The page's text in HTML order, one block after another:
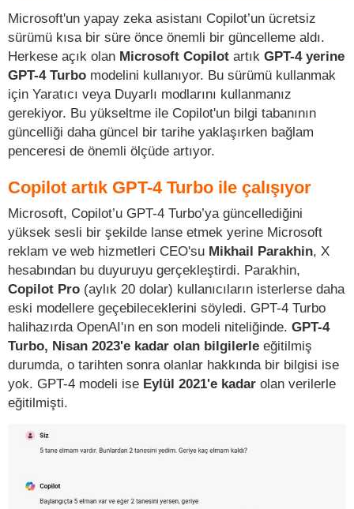
Microsoft'un yapay zeka asistanı Copilot’un ücretsiz
sürümü kısa bir süre önce önemli bir güncelleme aldı.
Herkese açık olan Microsoft Copilot artık GPT-4 yerine
GPT-4 Turbo modelini kullanıyor. Bu sürümü kullanmak
için Yaratıcı veya Duyarlı modlarını kullanmanız
gerekiyor. Bu yükseltme ile Copilot'un bilgi tabanının
güncelliği daha güncel bir tarihe yaklaşırken bağlam
penceresi de önemli ölçüde artıyor.
Copilot artık GPT-4 Turbo ile çalışıyor
Microsoft, Copilot’u GPT-4 Turbo’ya güncellediğini
yüksek sesli bir şekilde lanse etmek yerine Microsoft
reklam ve web hizmetleri CEO'su Mikhail Parakhin, X
hesabından bu duyuruyu gerçekleştirdi. Parakhin,
Copilot Pro (aylık 20 dolar) kullanıcıların isterlerse daha
eski modellere geçebileceklerini söyledi. GPT-4 Turbo
halihazırda OpenAI'ın en son modeli niteliğinde. GPT-4
Turbo, Nisan 2023'e kadar olan bilgilerle eğitilmiş
durumda, o tarihten sonra olanlar hakkında bir bilgisi ise
yok. GPT-4 modeli ise Eylül 2021'e kadar olan verilerle
eğitilmişti.